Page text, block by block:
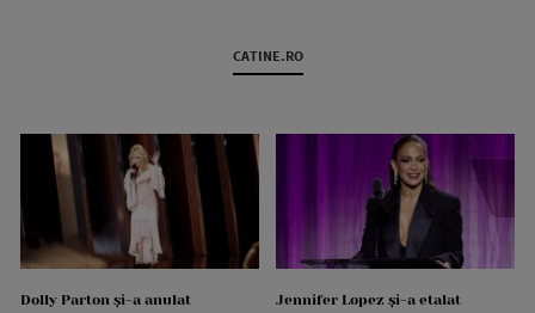
CATINE.RO
Dolly Parton și-a anulat
Jennifer Lopez și-a etalat